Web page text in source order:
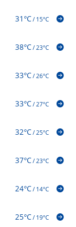
31°C/15°C
38°C/23°C
33°C/26°C
33°C/27°C
32°C/25°C
37°C/23°C
24°C/14°C
25°C/19°C